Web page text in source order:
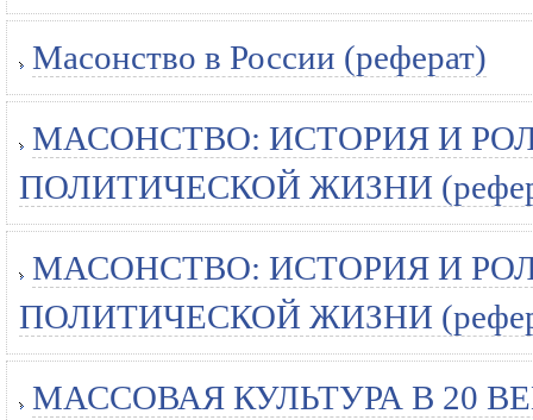
Масонство в России (реферат)
МАСОНСТВО: ИСТОРИЯ И
ПОЛИТИЧЕСКОЙ ЖИЗНИ
МАСОНСТВО: ИСТОРИЯ И
ПОЛИТИЧЕСКОЙ ЖИЗНИ
МАССОВАЯ КУЛЬТУРА В 20